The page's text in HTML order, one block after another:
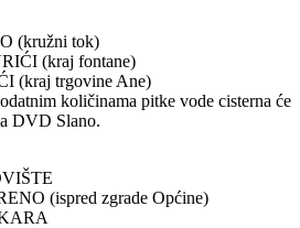
(kružni tok)
(kraj fontane)
(kraj trgovine Ane)
količinama pitke vode cisterna će
DVD Slano.
(ispred zgrade Općine)